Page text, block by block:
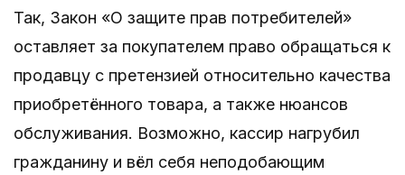
Так, Закон «О защите прав потребителей»
оставляет за покупателем право обращаться к
продавцу с претензией относительно качества
приобретённого товара, а также нюансов
обслуживания. Возможно, кассир нагрубил
гражданину и вёл себя неподобающим